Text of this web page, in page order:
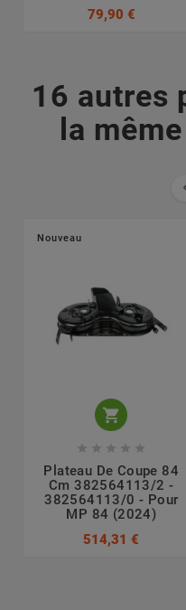
79,90 €
16 autres
la
Nouveau

    
Plateau De Coupe 84
Cm 382564113/2 -
382564113/0 - Pour
MP 84 (2024)
514,31 €